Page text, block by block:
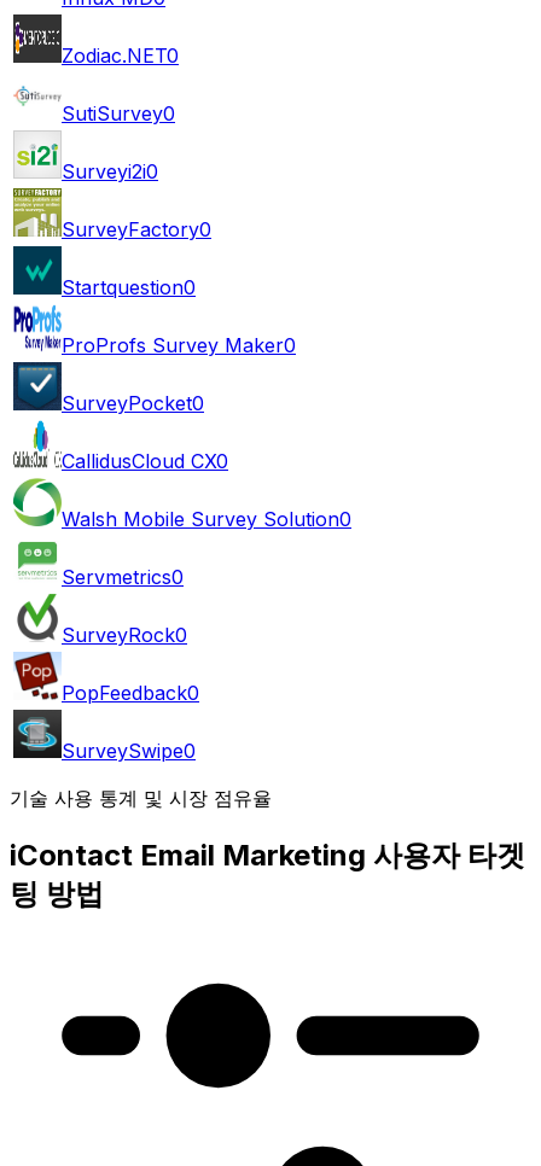
Zodiac.NET0
SutiSurvey0
Surveyi2i0
SurveyFactory0
Startquestion0
ProProfs Survey Maker0
SurveyPocket0
CallidusCloud CX0
Walsh Mobile Survey Solution0
Servmetrics0
SurveyRock0
PopFeedback0
SurveySwipe0
기술 사용 통계 및 시장 점유율
iContact Email Marketing 사용자 타겟
팅 방법